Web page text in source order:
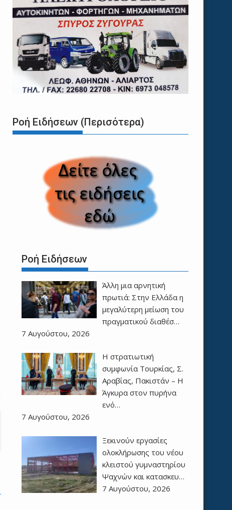
Ροή Ειδήσεων (Περισότερα)
Ροή Ειδήσεων
Άλλη μια αρνητική
πρωτιά: Στην Ελλάδα η
μεγαλύτερη μείωση του
πραγματικού διαθέσ…
7 Αυγούστου, 2026
Η στρατιωτική
συμφωνία Τουρκίας, Σ.
Αραβίας, Πακιστάν – Η
Άγκυρα στον πυρήνα
ενό…
7 Αυγούστου, 2026
Ξεκινούν εργασίες
ολοκλήρωσης του νέου
κλειστού γυμναστηρίου
Ψαχνών και κατασκευ…
7 Αυγούστου, 2026